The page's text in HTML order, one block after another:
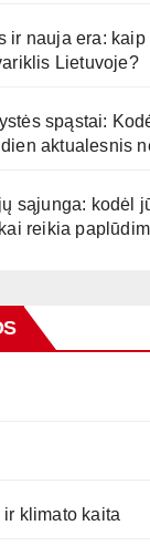
ir nauja era:
Lietuvoje?
spąstai:
aktualesnis
sąjunga: kodėl
reikia
klimato kaita